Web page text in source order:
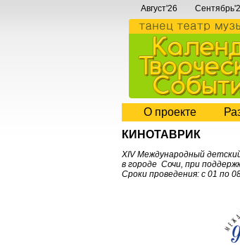
Август'26
О проекте
КИНОТАВРИК
XIV Международный
в городе Сочи, при
Сроки проведения: с 01 по